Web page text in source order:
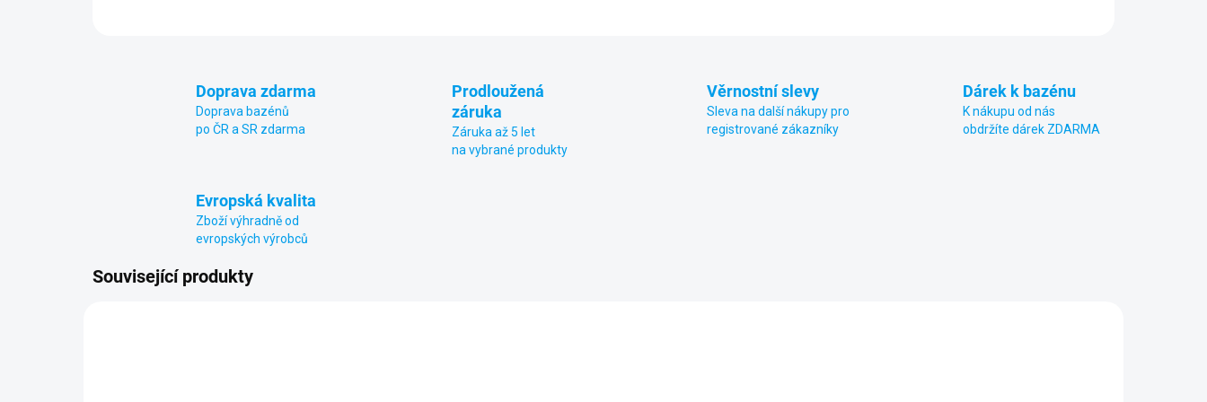
Doprava zdarma
Doprava bazénů
po ČR a SR zdarma
Prodloužená
záruka
Záruka až 5 let
na vybrané produkty
Věrnostní slevy
Sleva na další nákupy pro
registrované zákazníky
Dárek k bazénu
K nákupu od nás
obdržíte dárek ZDARMA
Evropská kvalita
Zboží výhradně od
evropských výrobců
Související produkty